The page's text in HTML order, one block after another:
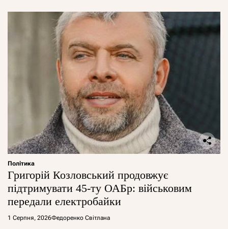
Політика
Григорій Козловський продовжує
підтримувати 45-ту ОАБр: військовим
передали електробайки
1 Серпня, 2026Федоренко Світлана